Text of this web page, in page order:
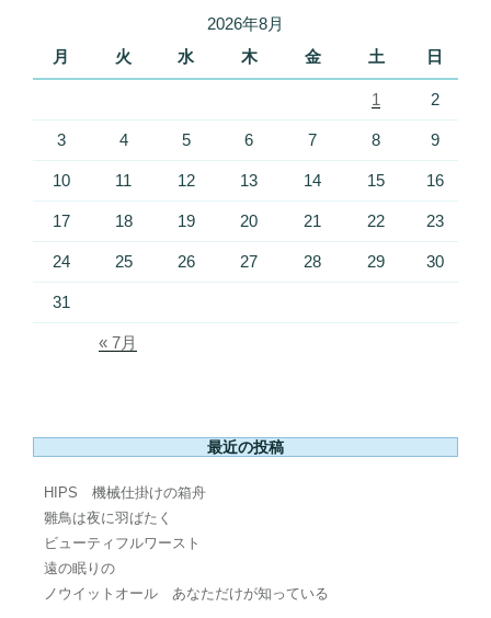
2026年8月
月
火 水 木 金 土 日
1 2
3 4 5 6 7 8 9
10 11 12 13 14 15 16
17 18 19 20 21 22 23
24 25 26 27 28 29 30
31
« 7月
最近の投稿
HIPS 機械仕掛けの箱舟
雛鳥は夜に羽ばたく
ビューティフルワースト
遠の眠りの
ノウイットオール あなただけが知っている